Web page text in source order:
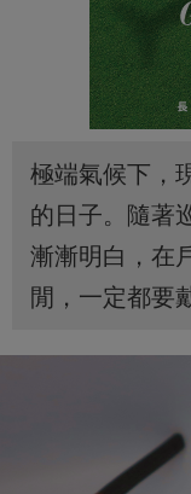
極端氣候下，
的日子。隨著
漸漸明白，在
閒，一定都要